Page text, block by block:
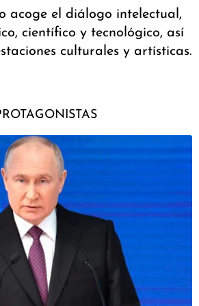
acoge el diálogo intelectual,
científico y tecnológico, así
culturales y artísticas.